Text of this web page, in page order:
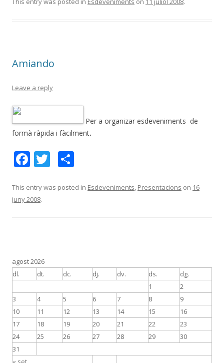
e
k
itt m
Amiando
Leave a reply
Per a organizar esdeveniments de
formà ràpida i fàcilment.
F
e
b
k
T
itt m
This entry was posted in Esdeveniments, Presentacions on 16
juny 2008.
agost 2026
dl.
dt. dc. dj. dv. ds. dg.
1
2
3
4 5 6 7 8
9
10
11 12 13 14 15
16
17
18 19 20 21 22
23
24
25 26 27 28 29
30
31